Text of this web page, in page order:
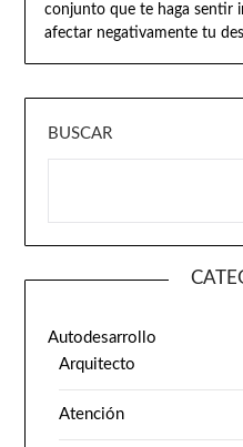
conjunto que te haga sentir
afectar negativamente tu
BUSCAR
Autodesarrollo
Arquitecto
Atención